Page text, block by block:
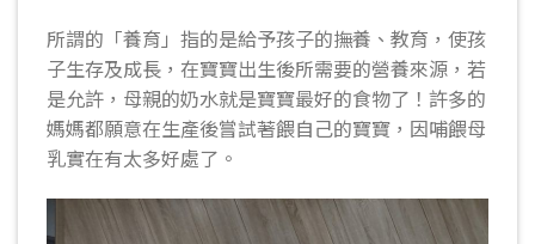
所謂的「養育」指的是給予孩子的撫養、教育，使孩
子生存及成長，在寶寶出生後所需要的營養來源，若
是允許，母親的奶水就是寶寶最好的食物了！許多的
媽媽都願意在生產後嘗試著餵自己的寶寶，因哺餵母
乳實在有太多好處了。